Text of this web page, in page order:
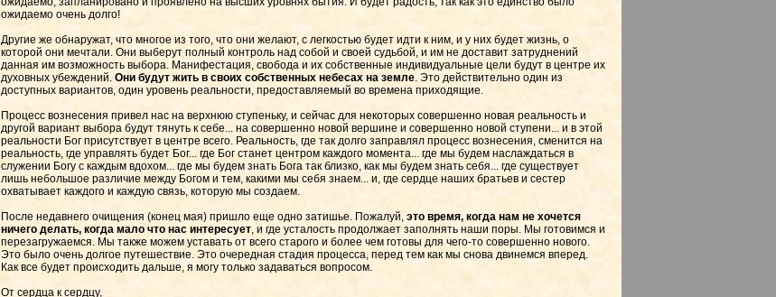
ожидаемо очень долго!
Другие же обнаружат, что многое из того, что они желают, с легкостью будет идти к ним, и у них будет жизнь, о
которой они мечтали. Они выберут полный контроль над собой и своей судьбой, и им не доставит затруднений
данная им возможность выбора. Манифестация, свобода и их собственные индивидуальные цели будут в центре их
духовных убеждений. Они будут жить в своих собственных небесах на земле. Это действительно один из
доступных вариантов, один уровень реальности, предоставляемый во времена приходящие.
Процесс вознесения привел нас на верхнюю ступеньку, и сейчас для некоторых совершенно новая реальность и
другой вариант выбора будут тянуть к себе... на совершенно новой вершине и совершенно новой ступени... и в этой
реальности Бог присутствует в центре всего. Реальность, где так долго заправлял процесс вознесения, сменится на
реальность, где управлять будет Бог... где Бог станет центром каждого момента... где мы будем наслаждаться в
служении Богу с каждым вдохом... где мы будем знать Бога так близко, как мы будем знать себя... где существует
лишь небольшое различие между Богом и тем, какими мы себя знаем... и, где сердце наших братьев и сестер
охватывает каждого и каждую связь, которую мы создаем.
После недавнего очищения (конец мая) пришло еще одно затишье. Пожалуй, это время, когда нам не хочется
ничего делать, когда мало что нас интересует, и где усталость продолжает заполнять наши поры. Мы готовимся и
перезагружаемся. Мы также можем уставать от всего старого и более чем готовы для чего-то совершенно нового.
Это было очень долгое путешествие. Это очередная стадия процесса, перед тем как мы снова двинемся вперед.
Как все будет происходить дальше, я могу только задаваться вопросом.
От сердца к сердцу,